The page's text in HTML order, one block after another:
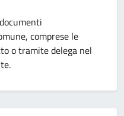
comprese le
o tramite delega nel